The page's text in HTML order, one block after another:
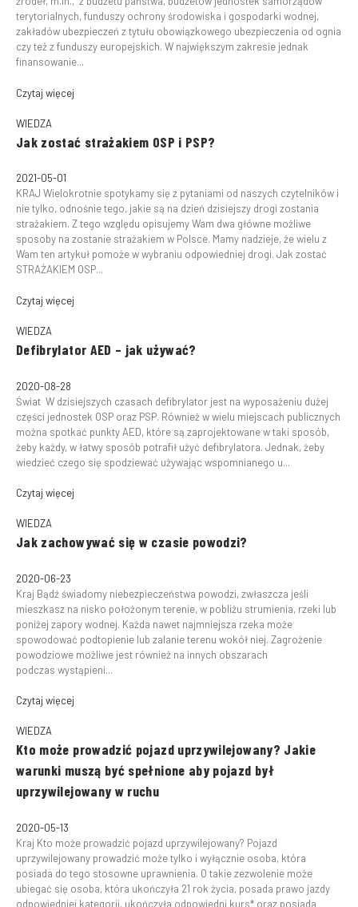
terytorialnych, funduszy ochrony środowiska i gospodarki wodnej,
zakładów ubezpieczeń z tytułu obowiązkowego ubezpieczenia od ognia
czy też z funduszy europejskich. W największym zakresie jednak
finansowanie...
Czytaj więcej
WIEDZA
Jak zostać strażakiem OSP i PSP?
2021-05-01
KRAJ Wielokrotnie spotykamy się z pytaniami od naszych czytelników i
nie tylko, odnośnie tego, jakie są na dzień dzisiejszy drogi zostania
strażakiem. Z tego względu opisujemy Wam dwa główne możliwe
sposoby na zostanie strażakiem w Polsce. Mamy nadzieje, że wielu z
Wam ten artykuł pomoże w wybraniu odpowiedniej drogi. Jak zostać
STRAŻAKIEM OSP...
Czytaj więcej
WIEDZA
Defibrylator AED – jak używać?
2020-08-28
Świat W dzisiejszych czasach defibrylator jest na wyposażeniu dużej
części jednostek OSP oraz PSP. Również w wielu miejscach publicznych
można spotkać punkty AED, które są zaprojektowane w taki sposób,
żeby każdy, w łatwy sposób potrafił użyć defibrylatora. Jednak, żeby
wiedzieć czego się spodziewać używając wspomnianego u...
Czytaj więcej
WIEDZA
Jak zachowywać się w czasie powodzi?
2020-06-23
Kraj Bądź świadomy niebezpieczeństwa powodzi, zwłaszcza jeśli
mieszkasz na nisko położonym terenie, w pobliżu strumienia, rzeki lub
poniżej zapory wodnej. Każda nawet najmniejsza rzeka może
spowodować podtopienie lub zalanie terenu wokół niej. Zagrożenie
powodziowe możliwe jest również na innych obszarach
podczas wystąpieni...
Czytaj więcej
WIEDZA
Kto może prowadzić pojazd uprzywilejowany? Jakie
warunki muszą być spełnione aby pojazd był
uprzywilejowany w ruchu
2020-05-13
Kraj Kto może prowadzić pojazd uprzywilejowany? Pojazd
uprzywilejowany prowadzić może tylko i wyłącznie osoba, która
posiada do tego stosowne uprawnienia. O takie zezwolenie może
ubiegać się osoba, która ukończyła 21 rok życia, posada prawo jazdy
odpowiedniej kategorii, ukończyła odpowiedni kurs* oraz posiada